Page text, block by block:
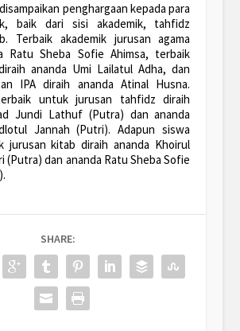
penghargaan kepada para
baik dari sisi akademik, tahfidz
Terbaik akademik jurusan agama
Ratu Sheba Sofie Ahimsa, terbaik
ananda Umi Lailatul Adha, dan
IPA diraih ananda Atinal Husna.
untuk jurusan tahfidz diraih
Jundi Lathuf (Putra) dan ananda
Jannah (Putri). Adapun siswa
jurusan kitab diraih ananda Khoirul
(Putra) dan ananda Ratu Sheba Sofie
SHARE: